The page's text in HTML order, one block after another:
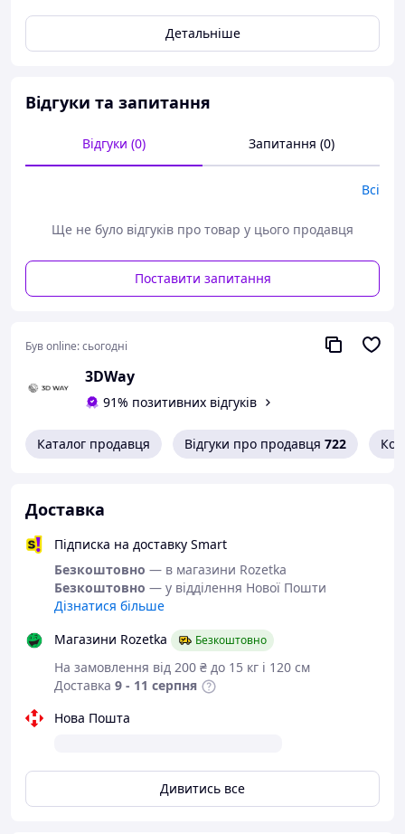
Твердість: 95A
Діаметр: 1.75 мм
Колір: Natural (натуральний,
Температура друку: 220–250 °C
Сумісність:більшість FDM/FFF-
принтерів з діаметром 1.75 мм
Переваги:
підходить для деталей, що мають
згинатися або поглинати удари.
Стабільний друк: TPU 95A достатньо
жорсткий, щоб уникати «жування» та
Висока адгезія між шарами:
Універсальний натуральний колір:
підходить для технічних та
функціональних деталей.
Преміальна якість Prusament:
контроль діаметра та стабільності
кожної котушки.
Застосування:
амортизуючі елементи, демпфери
гнучкі з’єднання, шарніри
чохли, накладки, захисні елементи
прототипи функціональних деталей
елементи
Поради з друку:
Детальніше
Відгуки та запитання
Відгуки (0) Запитання (0)
Всі
Ще не було відгуків про товар у цього продавця
Поставити запитання
Був online:сьогодні
3DWay
91% позитивних відгуків
Каталог продавця Відгуки про продавця 722
Доставка
Підписка на доставку Smart
Безкоштовно — в магазини Rozetka
Безкоштовно — у відділення Нової Пошти
Дізнатися більше
Магазини Rozetka
Безкоштовно
На замовлення від 200 ₴ до 15 кг і 120 см
Доставка 9 - 11 серпня
Нова Пошта
Дивитись все